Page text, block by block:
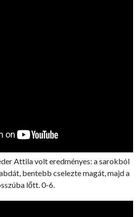
Attila volt eredményes: a sarokból
bentebb cselezte magát, majd a
lőtt. 0-6.